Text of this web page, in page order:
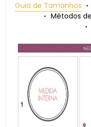
Guia de Tamanhos
Métodos